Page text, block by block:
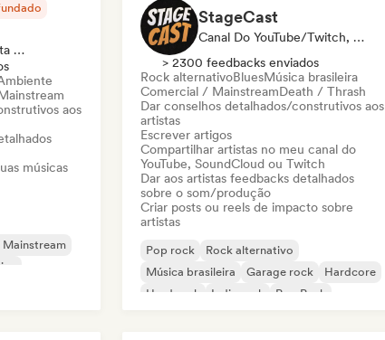
Mentor, Especialista Em Som
aos
músicas
StageCast
Canal Do YouTube/Twitch, Mídia/Jornalista, Mentor, Influenciador, Especialista Em Som
> 2300 feedbacks enviados
Rock alternativoBluesMúsica brasileira
Comercial / MainstreamDeath / Thrash
Dar conselhos detalhados/construtivos aos
artistas
Escrever artigos
Compartilhar artistas no meu canal do
YouTube, SoundCloud ou Twitch
Dar aos artistas feedbacks detalhados
sobre o som/produção
Criar posts ou reels de impacto sobre
artistas
Pop rock
Rock alternativo
Música brasileira
Garage rock
Hardcore
Hard rock
Indie rock Pop Punk